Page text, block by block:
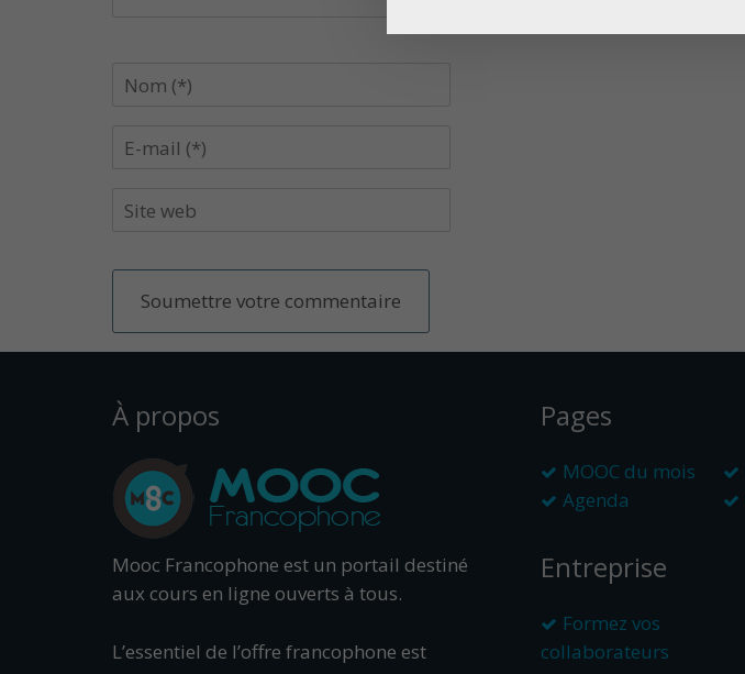
À propos
Mooc Francophone est un portail destiné
aux cours en ligne ouverts à tous.
L’essentiel de l’offre francophone est
Pages
MOOC du mois
Agenda
Entreprise
Formez vos
collaborateurs